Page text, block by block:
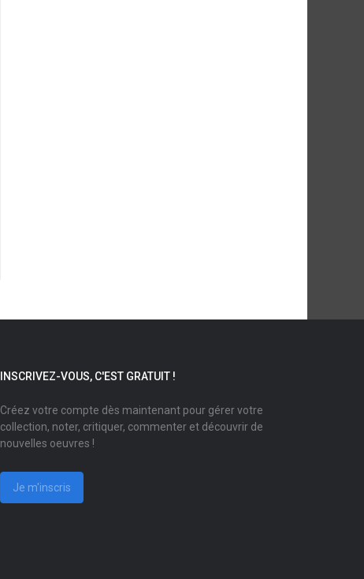
INSCRIVEZ-VOUS, C'EST GRATUIT !
Créez votre compte dès maintenant pour gérer votre
collection, noter, critiquer, commenter et découvrir de
nouvelles oeuvres !
Je m'inscris